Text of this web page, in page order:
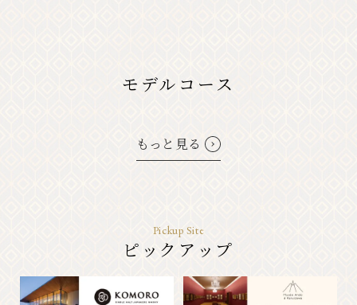
モデルコース
もっと見る
Pickup Site
ピックアップ